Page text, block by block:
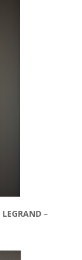
LEGRAND–